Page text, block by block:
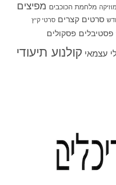
מוזיקה מלחמת הכוכבים מפיצים
סרטים קצרים סרטי קיץ
פסטיבלים פסקולים
עצמאי קולנוע תיעודי